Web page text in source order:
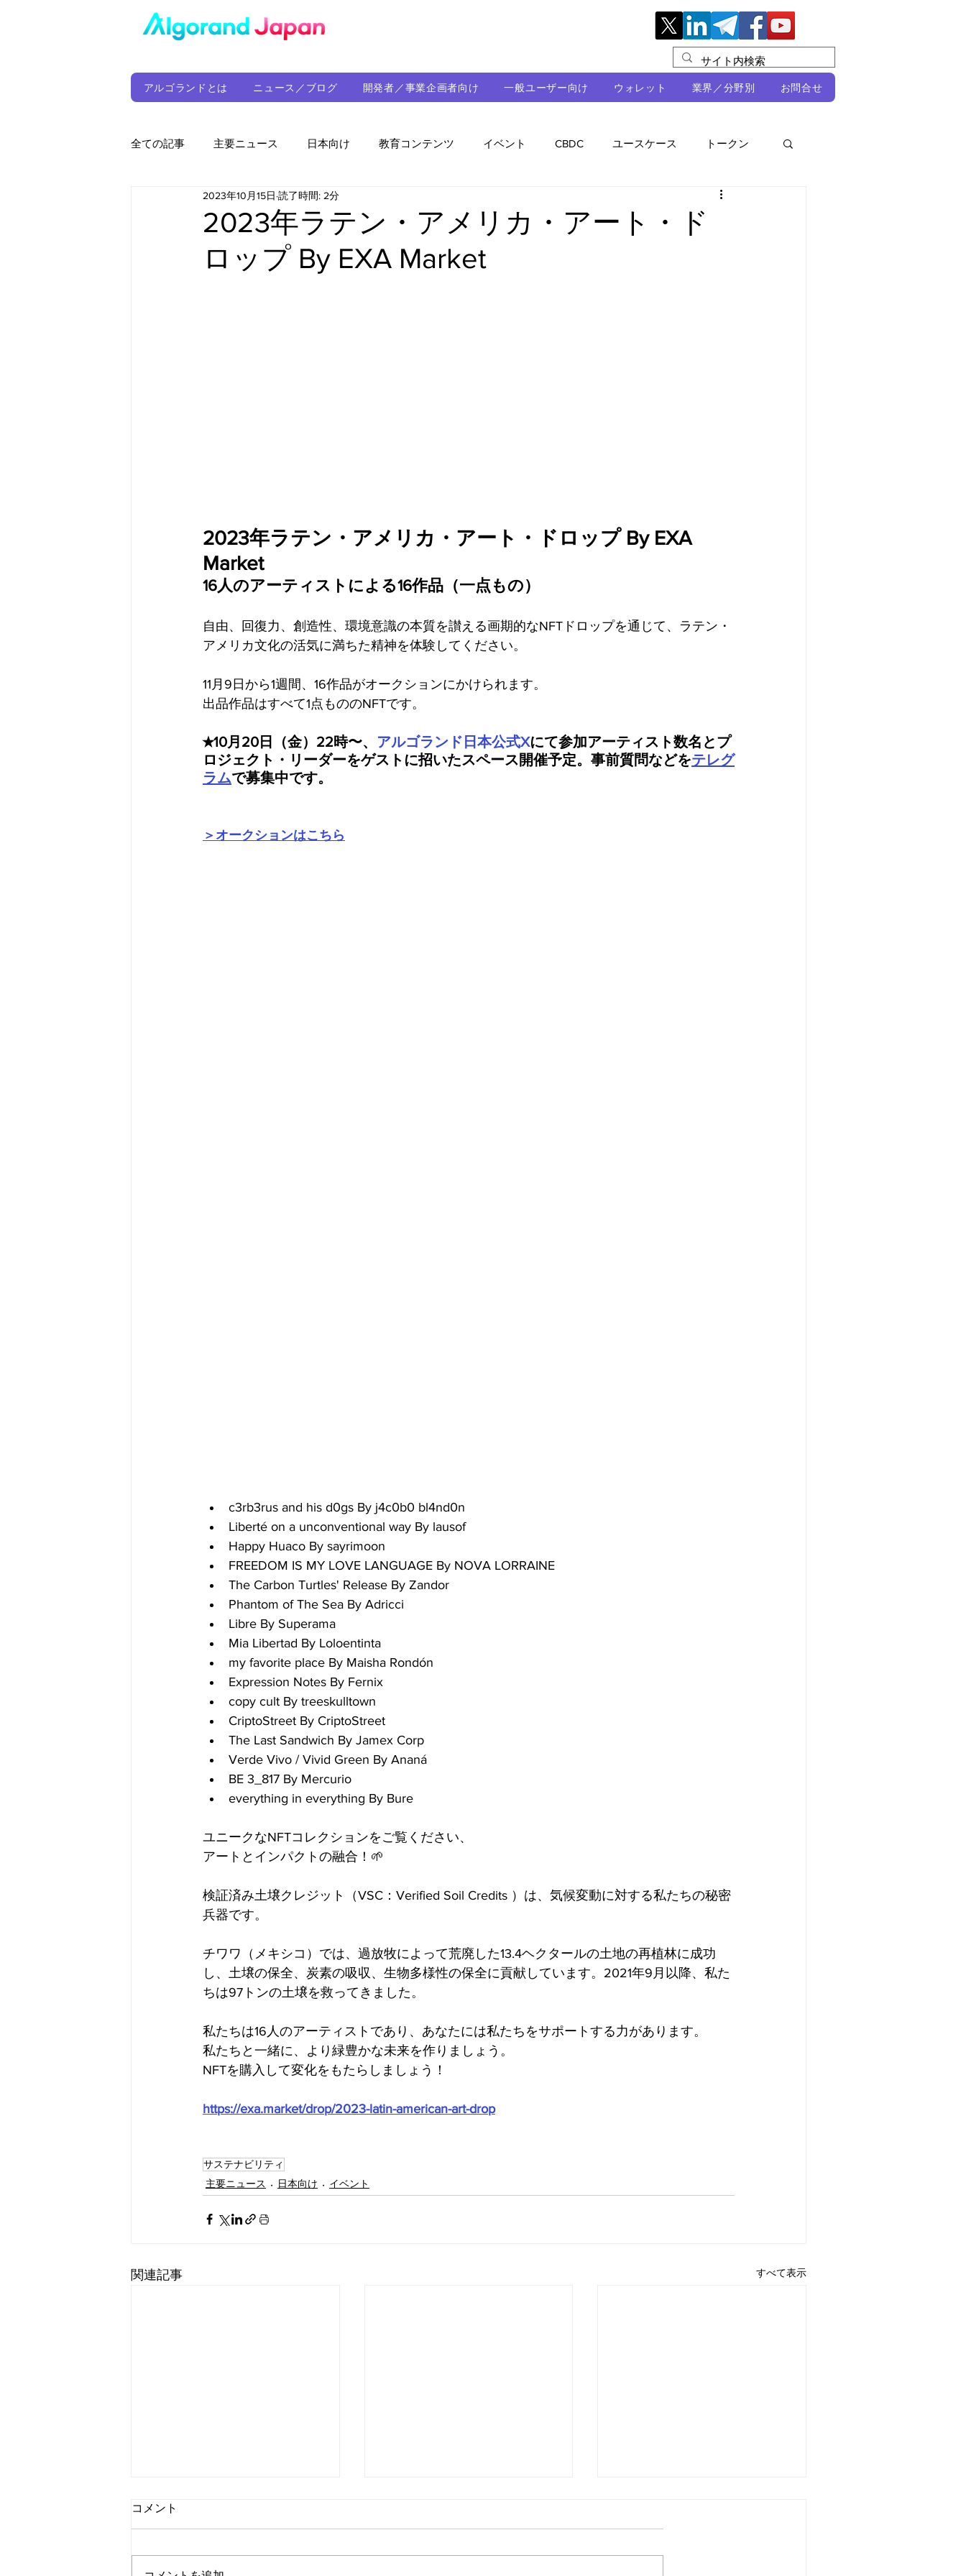
アルゴランドとは ニュース／ブログ 開発者／事業企画者向け 一般ユーザー向け ウォレット 業界／分野別 お問合せ
全ての記事 主要ニュース 日本向け 教育コンテンツ イベント CBDC ユースケース トークン
ウォレット 定期レポート 助成金
アルゴランド財団 持続可能性 メルマガ
2023年ラテン・アメリカ・アート・ド
ロップ By EXA Market
2023年10月15日 読了時間: 2分
2023年ラテン・アメリカ・アート・ドロップ By EXA
Market
16人のアーティストによる16作品（一点もの）
自由、回復力、創造性、環境意識の本質を讃える画期的なNFTドロップを通じて、ラテン・
アメリカ文化の活気に満ちた精神を体験してください。
11月9日から1週間、16作品がオークションにかけられます。
出品作品はすべて1点もののNFTです。
★10月20日（金）22時〜、 アルゴランド日本公式Xにて参加アーティスト数名とプ
ロジェクト・リーダーをゲストに招いたスペース開催予定。事前質問などをテレグ
ラムで募集中です。
＞オークションはこちら
c3rb3rus and his d0gs By j4c0b0 bl4nd0n
Liberté on a unconventional way By lausof
Happy Huaco By sayrimoon
FREEDOM IS MY LOVE LANGUAGE By NOVA LORRAINE
The Carbon Turtles' Release By Zandor
Phantom of The Sea By Adricci
Libre By Superama
Mia Libertad By Loloentinta
my favorite place By Maisha Rondón
Expression Notes By Fernix
copy cult By treeskulltown
CriptoStreet By CriptoStreet
The Last Sandwich By Jamex Corp
Verde Vivo / Vivid Green By Ananá
BE 3_817 By Mercurio
everything in everything By Bure
ユニークなNFTコレクションをご覧ください、
アートとインパクトの融合！🌱
検証済み土壌クレジット（VSC：Verified Soil Credits ）は、気候変動に対する私たちの秘密
兵器です。
チワワ（メキシコ）では、過放牧によって荒廃した13.4ヘクタールの土地の再植林に成功
し、土壌の保全、炭素の吸収、生物多様性の保全に貢献しています。2021年9月以降、私た
ちは97トンの土壌を救ってきました。
私たちは16人のアーティストであり、あなたには私たちをサポートする力があります。
私たちと一緒に、より緑豊かな未来を作りましょう。
NFTを購入して変化をもたらしましょう！
https://exa.market/drop/2023-latin-american-art-drop
サステナビリティ
主要ニュース
日本向け イベント
関連記事 すべて表示
コメント